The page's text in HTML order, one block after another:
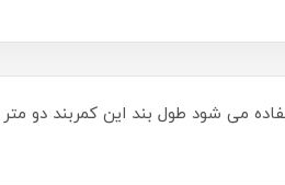
می شود طول بند این کمربند دو متر